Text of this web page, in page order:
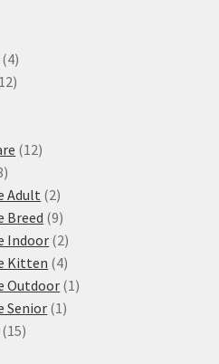
44
produkty
1212
1212
38
produktů
Adult 22
produkty
Breed 99
produktů
Indoor 22
produkty
Kitten 44
produkty
Outdoor 1 1
Senior 1 1
1515